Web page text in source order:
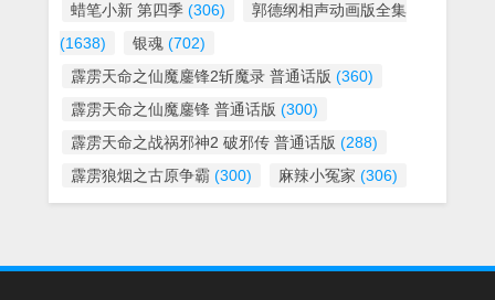
蜡笔小新 第四季 (306)
郭德纲相声动画版全集
(1638)
银魂 (702)
霹雳天命之仙魔鏖锋2斩魔录 普通话版 (360)
霹雳天命之仙魔鏖锋 普通话版 (300)
霹雳天命之战祸邪神2 破邪传 普通话版 (288)
霹雳狼烟之古原争霸 (300) 麻辣小冤家 (306)